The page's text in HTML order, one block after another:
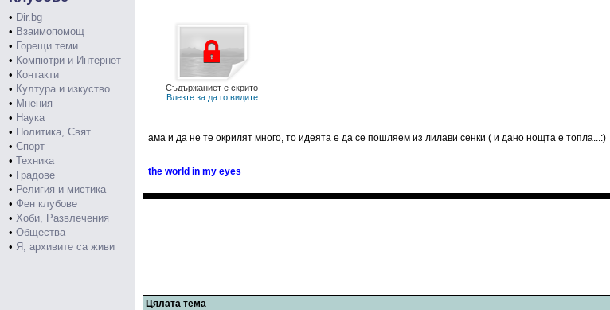
• Dir.bg
• Взаимопомощ
• Горещи теми
• Компютри и Интернет
• Контакти
• Култура и изкуство
• Мнения
• Наука
• Политика, Свят
• Спорт
• Техника
• Градове
• Религия и мистика
• Фен клубове
• Хоби, Развлечения
• Общества
• Я, архивите са живи
Съдържаниет е скрито
Влезте за да го видите
ама и да не те окрилят много, то идеята е да се пошляем из лилави сенки ( и дано нощта е топла...:)
the world in my eyes
Цялата тема